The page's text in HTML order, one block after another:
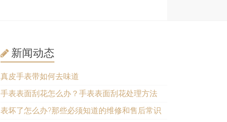
新闻动态
真皮手表带如何去味道
手表表面刮花怎么办？手表表面刮花处理方法
表坏了怎么办?那些必须知道的维修和售后常识